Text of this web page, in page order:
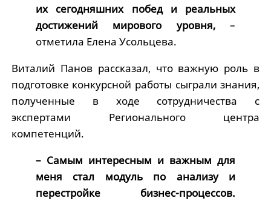
их сегодняшних побед и реальных
достижений мирового уровня,–
отметила Елена Усольцева.
Виталий Панов рассказал, что важную роль в
подготовке конкурсной работы сыграли знания,
полученные в ходе сотрудничества с
экспертами Регионального центра
компетенций.
– Самым интересным и важным для
меня стал модуль по анализу и
перестройке бизнес-процессов.